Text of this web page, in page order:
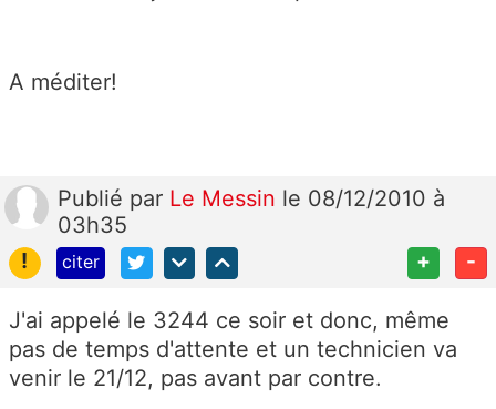
A méditer!
Publié par Le Messin le 08/12/2010 à
03h35
!
citer + -
J'ai appelé le 3244 ce soir et donc, même
pas de temps d'attente et un technicien va
venir le 21/12, pas avant par contre.